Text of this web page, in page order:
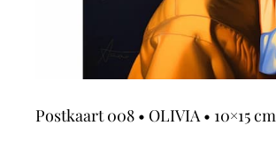
Postkaart 008 • OLIVIA • 10×15 cm